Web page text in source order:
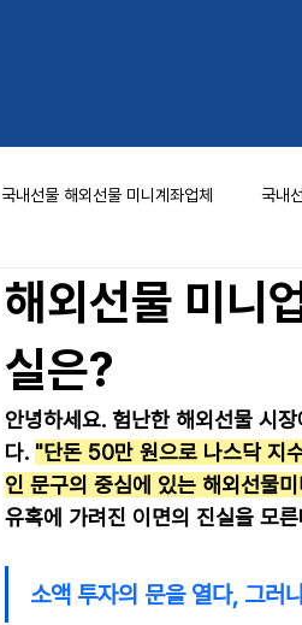
국내선물 해외선물 미니계좌업체 국내
해외선물 미니
실은?
안녕하세요. 험난한 해외선물 시
다. "단돈 50만 원으로 나스닥 지
인 문구의 중심에 있는 해외선물
유혹에 가려진 이면의 진실을 모
소액 투자의 문을 열다, 그러